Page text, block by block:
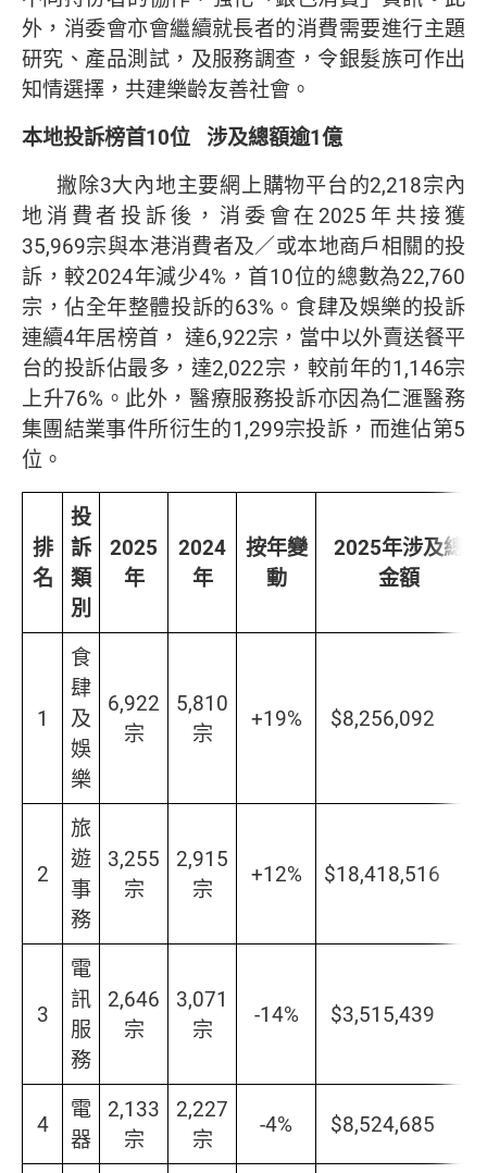
外，消委會亦會繼續就長者的消費需要進行主題
研究、產品測試，及服務調查，令銀髮族可作出
知情選擇，共建樂齡友善社會。
本地投訴榜首10位 涉及總額逾1億
撇除3大內地主要網上購物平台的2,218宗內
地消費者投訴後，消委會在2025年共接獲
35,969宗與本港消費者及／或本地商戶相關的投
訴，較2024年減少4%，首10位的總數為22,760
宗，佔全年整體投訴的63%。食肆及娛樂的投訴
連續4年居榜首， 達6,922宗，當中以外賣送餐平
台的投訴佔最多，達2,022宗，較前年的1,146宗
上升76%。此外，醫療服務投訴亦因為仁滙醫務
集團結業事件所衍生的1,299宗投訴，而進佔第5
位。
排
名
投
訴
類
別
2025
年
2024
年
按年變
動
2025年涉及總
金額
1
食
肆
及
娛
樂
6,922
宗
5,810
宗
+19% $8,256,092
2
旅
遊
事
務
3,255
宗
2,915
宗
+12% $18,418,516
3
電
訊
服
務
2,646
宗
3,071
宗
-14% $3,515,439
4
電
器
2,133
宗
2,227
宗
-4% $8,524,685